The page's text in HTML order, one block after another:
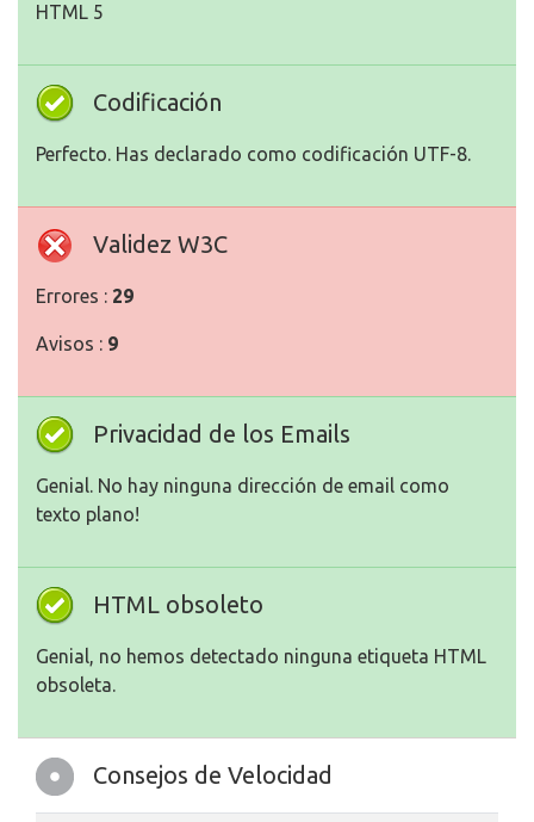
HTML 5
Codificación
Perfecto. Has declarado como codificación UTF-8.
Validez W3C
Errores : 29
Avisos : 9
Privacidad de los Emails
Genial. No hay ninguna dirección de email como
texto plano!
HTML obsoleto
Genial, no hemos detectado ninguna etiqueta HTML
obsoleta.
Consejos de Velocidad